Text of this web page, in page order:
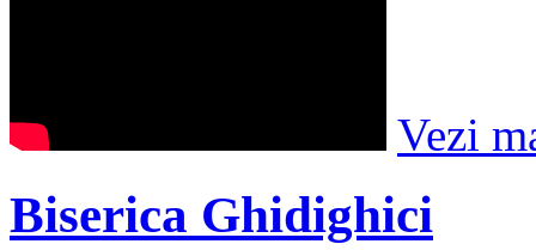
Vezi
Biserica Ghidighici